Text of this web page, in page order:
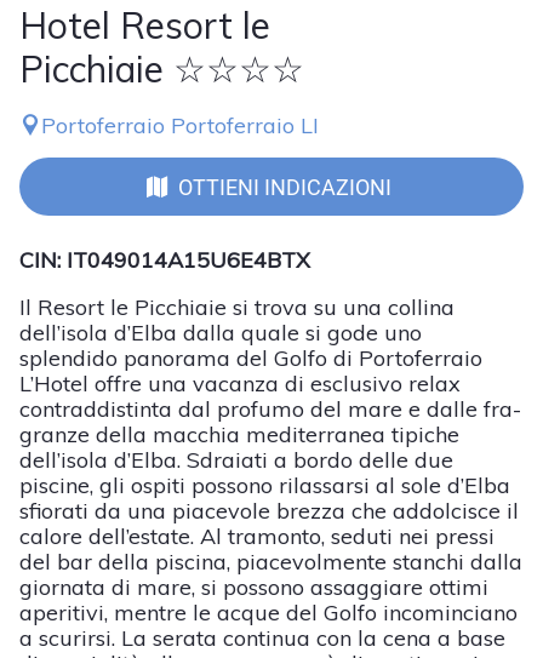
Hotel Resort le
Picchiaie ☆☆☆☆
Portoferraio Portoferraio LI
OTTIENI INDICAZIONI
CIN: IT049014A15U6E4BTX
Il Resort le Picchiaie si trova su una collina
dell’isola d’Elba dalla quale si gode uno
splendido panorama del Golfo di Portoferraio
L’Hotel offre una vacanza di esclusivo relax
contraddistinta dal profumo del mare e dalle fra-
granze della macchia mediterranea tipiche
dell’isola d’Elba. Sdraiati a bordo delle due
piscine, gli ospiti possono rilassarsi al sole d’Elba
sfiorati da una piacevole brezza che addolcisce il
calore dell’estate. Al tramonto, seduti nei pressi
del bar della piscina, piacevolmente stanchi dalla
giornata di mare, si possono assaggiare ottimi
aperitivi, mentre le acque del Golfo incominciano
a scurirsi. La serata continua con la cena a base